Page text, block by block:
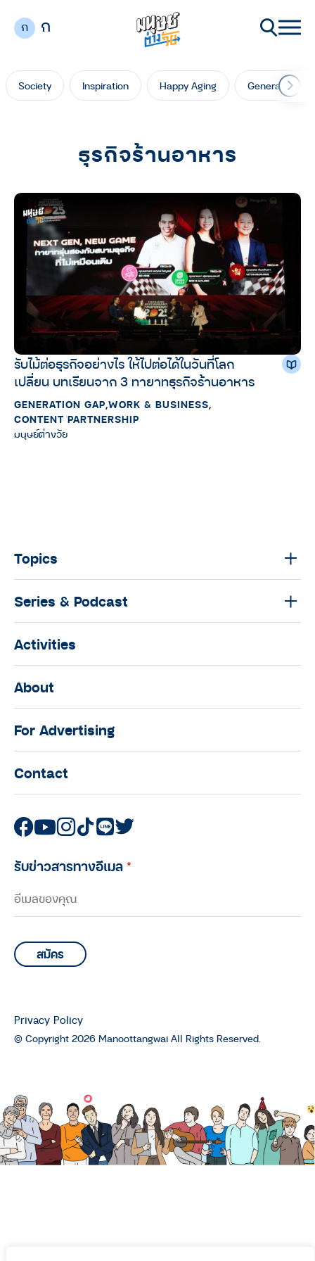
ก ก
Society Inspiration Happy Aging Generation
ธุรกิจร้านอาหาร
รับไม้ต่อธุรกิจอย่างไร ให้ไปต่อได้ในวันที่โลก
เปลี่ยน บทเรียนจาก 3 ทายาทธุรกิจร้านอาหาร
GENERATION GAP,WORK & BUSINESS,
CONTENT PARTNERSHIP
มนุษย์ต่างวัย
Topics
Series & Podcast
Activities
About
For Advertising
Contact
รับข่าวสารทางอีเมล*
© Copyright 2026 Manoottangwai All Rights Reserved.
Privacy Policy